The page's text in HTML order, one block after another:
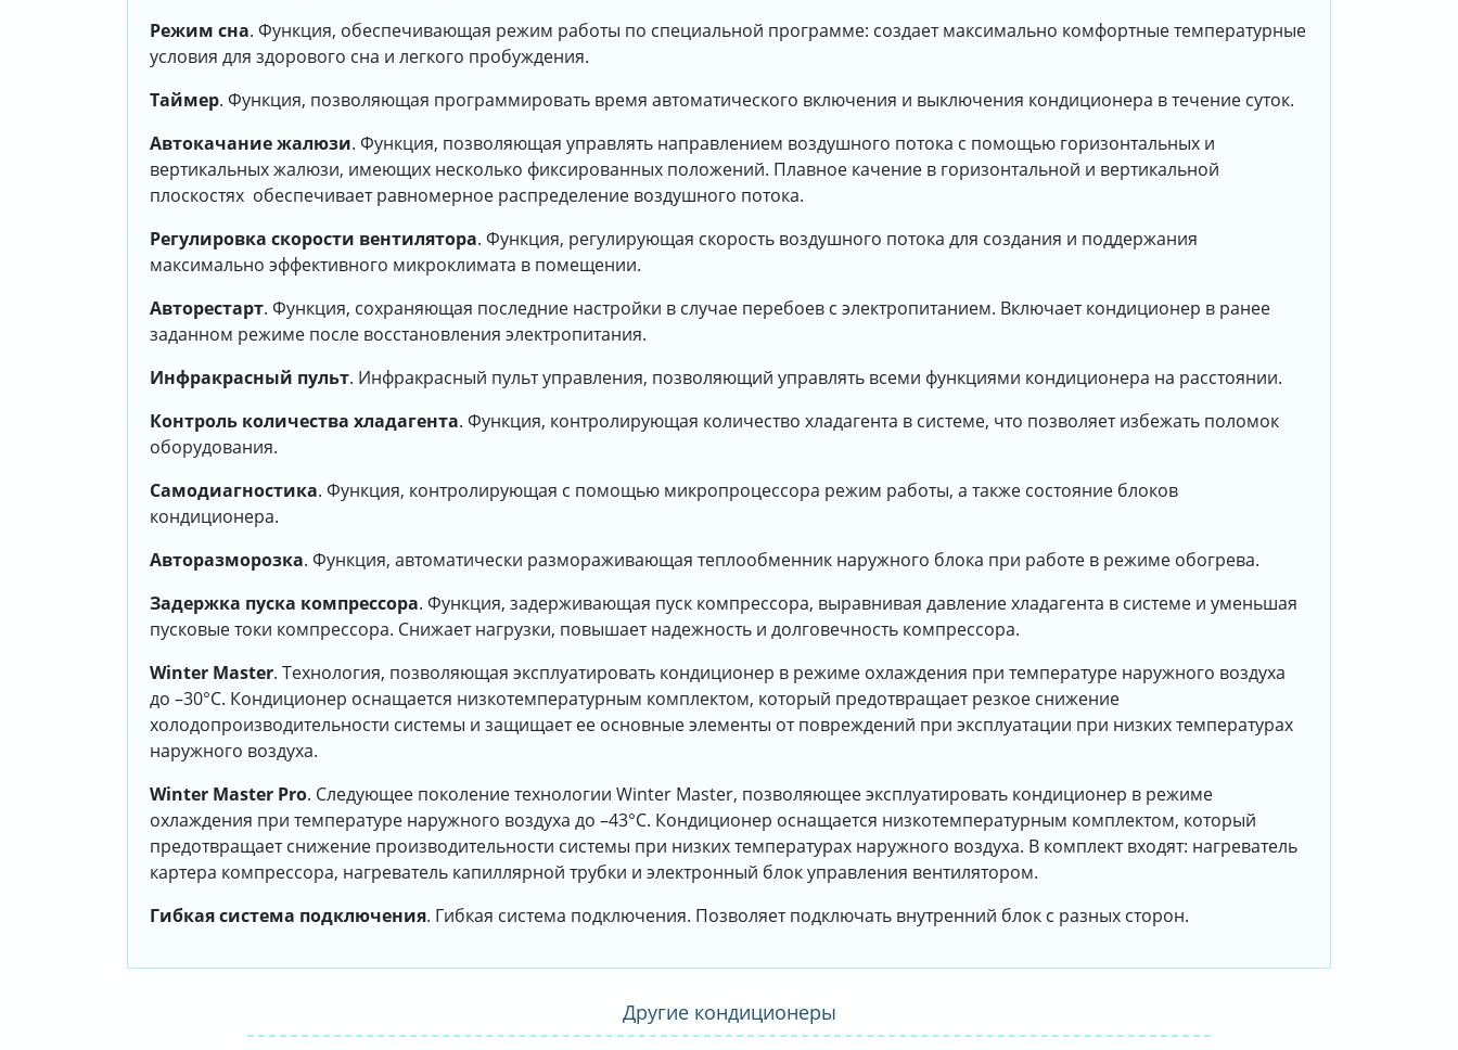
Режим сна. Функция, обеспечивающая режим работы по специальной программе: создает максимально комфортные температурные
условия для здорового сна и легкого пробуждения.
Таймер. Функция, позволяющая программировать время автоматического включения и выключения кондиционера в течение суток.
Автокачание жалюзи. Функция, позволяющая управлять направлением воздушного потока с помощью горизонтальных и
вертикальных жалюзи, имеющих несколько фиксированных положений. Плавное качение в горизонтальной и вертикальной
плоскостях обеспечивает равномерное распределение воздушного потока.
Регулировка скорости вентилятора. Функция, регулирующая скорость воздушного потока для создания и поддержания
максимально эффективного микроклимата в помещении.
Авторестарт. Функция, сохраняющая последние настройки в случае перебоев с электропитанием. Включает кондиционер в ранее
заданном режиме после восстановления электропитания.
Инфракрасный пульт. Инфракрасный пульт управления, позволяющий управлять всеми функциями кондиционера на расстоянии.
Контроль количества хладагента. Функция, контролирующая количество хладагента в системе, что позволяет избежать поломок
оборудования.
Самодиагностика. Функция, контролирующая с помощью микропроцессора режим работы, а также состояние блоков
кондиционера.
Авторазморозка. Функция, автоматически размораживающая теплообменник наружного блока при работе в режиме обогрева.
Задержка пуска компрессора. Функция, задерживающая пуск компрессора, выравнивая давление хладагента в системе и уменьшая
пусковые токи компрессора. Снижает нагрузки, повышает надежность и долговечность компрессора.
Winter Master. Технология, позволяющая эксплуатировать кондиционер в режиме охлаждения при температуре наружного воздуха
до –30°С. Кондиционер оснащается низкотемпературным комплектом, который предотвращает резкое снижение
холодопроизводительности системы и защищает ее основные элементы от повреждений при эксплуатации при низких температурах
наружного воздуха.
Winter Master Pro. Следующее поколение технологии Winter Master, позволяющее эксплуатировать кондиционер в режиме
охлаждения при температуре наружного воздуха до –43°С. Кондиционер оснащается низкотемпературным комплектом, который
предотвращает снижение производительности системы при низких температурах наружного воздуха. В комплект входят: нагреватель
картера компрессора, нагреватель капиллярной трубки и электронный блок управления вентилятором.
Гибкая система подключения. Гибкая система подключения. Позволяет подключать внутренний блок с разных сторон.
Другие кондиционеры